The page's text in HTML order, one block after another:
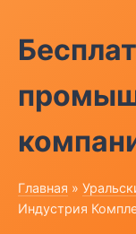
Главная »
Индустрия